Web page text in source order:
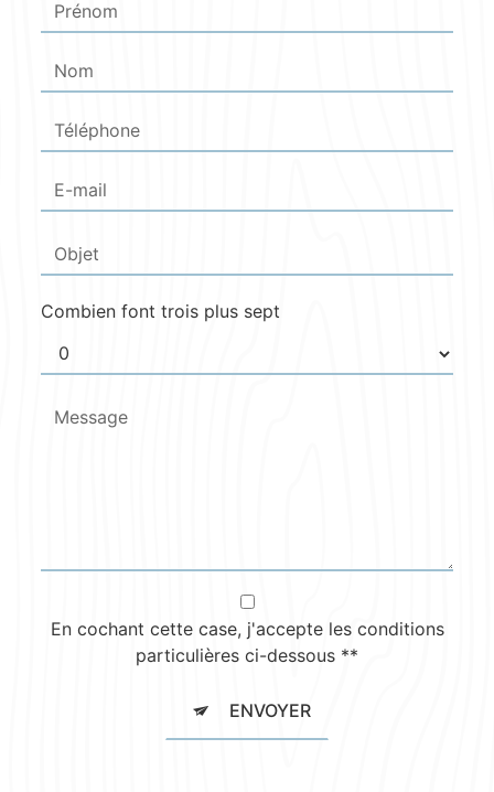
Combien font trois plus sept
En cochant cette case, j'accepte les conditions
particulières ci-dessous **
ENVOYER